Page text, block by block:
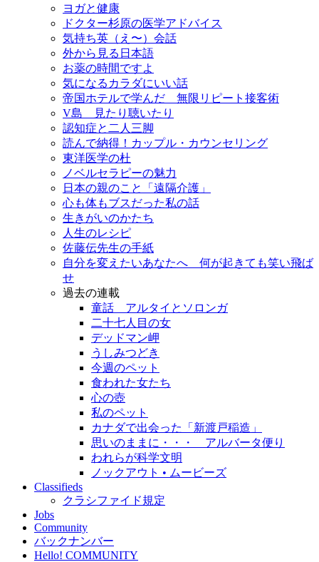
ヨガと健康
ドクター杉原の医学アドバイス
気持ち英（え〜）会話
外から見る日本語
お薬の時間ですよ
気になるカラダにいい話
帝国ホテルで学んだ 無限リピート接客術
V島 見たり聴いたり
認知症と二人三脚
読んで納得！カップル・カウンセリング
東洋医学の杜
ノベルセラピーの魅力
日本の親のこと「遠隔介護」
心も体もブスだった私の話
生きがいのかたち
人生のレシピ
佐藤伝先生の手紙
自分を変えたいあなたへ 何が起きても笑い飛ば
せ
過去の連載
童話 アルタイとソロンガ
二十七人目の女
デッドマン岬
うしみつどき
今週のペット
食われた女たち
心の壺
私のペット
カナダで出会った「新渡戸稲造」
思いのままに・・・ アルバータ便り
われらが科学文明
ノックアウト • ムービーズ
Classifieds
クラシファイド規定
Jobs
Community
バックナンバー
Hello! COMMUNITY